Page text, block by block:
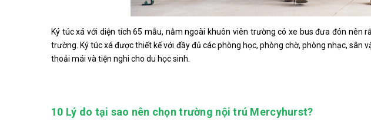
Ký túc xá với diện tích 65 mẫu, nằm ngoài khuôn viên trường có xe bus đưa đón nên
trường. Ký túc xá được thiết kế với đầy đủ các phòng học, phòng chờ, phòng nhạc, sân
thoải mái và tiện nghi cho du học sinh.
10 Lý do tại sao nên chọn trường nội trú Mercyhurst?